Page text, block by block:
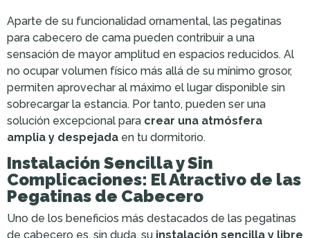
Aparte de su funcionalidad ornamental, las pegatinas
para cabecero de cama pueden contribuir a una
sensación de mayor amplitud en espacios reducidos. Al
no ocupar volumen físico más allá de su mínimo grosor,
permiten aprovechar al máximo el lugar disponible sin
sobrecargar la estancia. Por tanto, pueden ser una
solución excepcional para crear una atmósfera
amplia y despejada en tu dormitorio.
Instalación Sencilla y Sin
Complicaciones: El Atractivo de las
Pegatinas de Cabecero
Uno de los beneficios más destacados de las pegatinas
de cabecero es, sin duda, su instalación sencilla y libre